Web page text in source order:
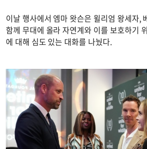
이날 행사에서 엠마 왓슨은 윌리엄 왕세자,
함께 무대에 올라 자연계와 이를 보호하기
에 대해 심도 있는 대화를 나눴다.